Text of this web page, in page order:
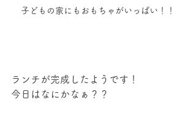
子どもの家にもおもちゃがいっぱい！！
ランチが完成したようです！
今日はなにかなぁ？？